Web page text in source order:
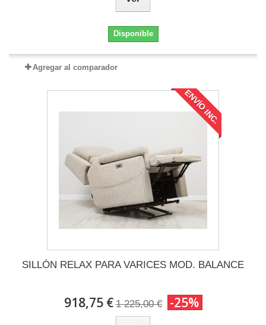
Disponible
Agregar al comparador
ENVÍO INC.
SILLÓN RELAX PARA VARICES MOD. BALANCE
918,75 € 1 225,00 € -25%